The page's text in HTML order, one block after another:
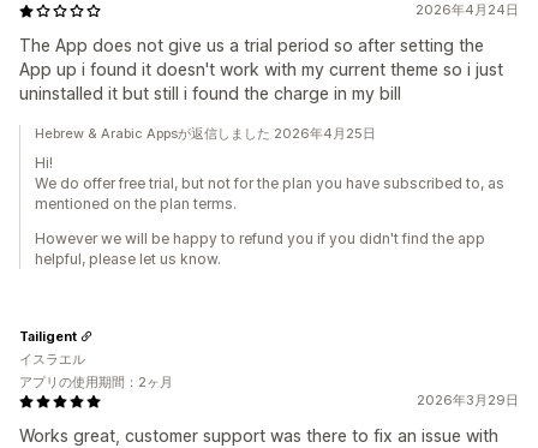
2026年4月24日
The App does not give us a trial period so after setting the
App up i found it doesn't work with my current theme so i just
uninstalled it but still i found the charge in my bill
Hebrew & Arabic Appsが返信しました 2026年4月25日
Hi!
We do offer free trial, but not for the plan you have subscribed to, as
mentioned on the plan terms.
However we will be happy to refund you if you didn't find the app
helpful, please let us know.
2026年3月29日
Works great, customer support was there to fix an issue with
Tailigent
イスラエル
アプリの使用期間：2ヶ月